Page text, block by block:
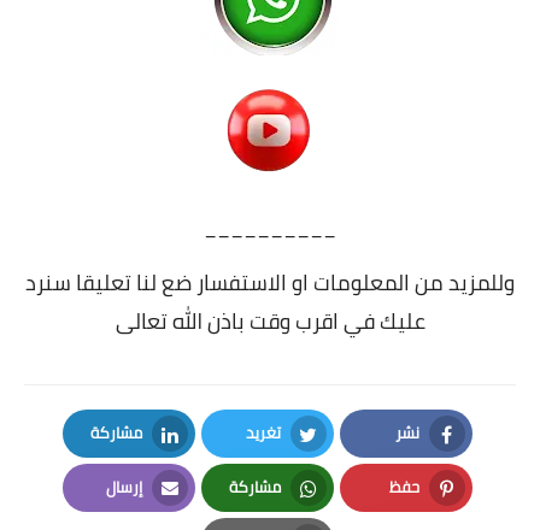
__________
وللمزيد من المعلومات او الاستفسار ضع لنا تعليقا سنرد
عليك في اقرب وقت باذن الله تعالى
نشر
Facebook
تغريد
Twitter
مشاركة
LinkedIn
حفظ
Pinterest
مشاركة
Whatsapp
إرسال
Email